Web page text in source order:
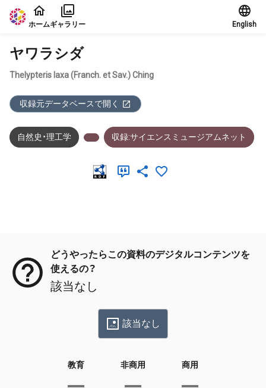
本文に飛ぶ
ホームギャラリー English
ヤワラシダ
Thelypteris laxa (Franch. et Sav.) Ching
収録元データベースで開く
自然史・理工学 収録:サイエンスミュージアムネット
どうやったらこの資料のデジタルコンテンツを
使えるの？
該当なし
該当なし
教育 非商用 商用